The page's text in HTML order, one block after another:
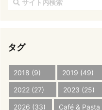
タグ
2018 (9) 2019 (49)
2022 (27) 2023 (25)
2026 (33) Café & Pasta